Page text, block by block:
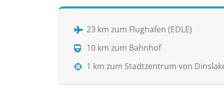
23 km zum Flughafen (EDLE)
10 km zum Bahnhof
1 km zum Stadtzentrum von